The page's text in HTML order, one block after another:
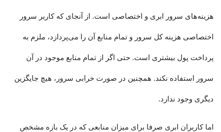
هزینه‌های سرور ابری و اختصاصی است. از آنجای که کاربر سرور
اختصاصی هزینه کل سرور و تمام منابع آن را می‌پردازد، ملزم به
پرداخت پول بیشتری است. حتی اگر از تمام منابع موجود در آن
سرور استفاده نکند. همچنین در صورت خرابی سرور، هیچ جایگزین
دیگری وجود ندارد.
اما کاربران ابری صرفا برای میزان منابعی که در یک بازه مشخص